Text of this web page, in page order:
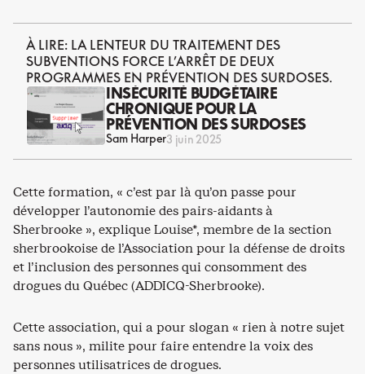
À LIRE: LA LENTEUR DU TRAITEMENT DES
SUBVENTIONS FORCE L’ARRÊT DE DEUX
PROGRAMMES EN PRÉVENTION DES SURDOSES.
INSÉCURITÉ BUDGÉTAIRE
CHRONIQUE POUR LA
PRÉVENTION DES SURDOSES
Sam Harper3 juin 2025
Cette formation, « c’est par là qu’on passe pour
développer l’autonomie des pairs-aidants à
Sherbrooke », explique Louise*, membre de la section
sherbrookoise de l’Association pour la défense de droits
et l’inclusion des personnes qui consomment des
drogues du Québec (ADDICQ-Sherbrooke).
Cette association, qui a pour slogan « rien à notre sujet
sans nous », milite pour faire entendre la voix des
personnes utilisatrices de drogues.